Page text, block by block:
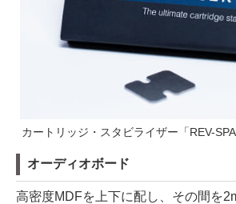
カートリッジ・スタビライザー「REV-
オーディオボード
高密度MDFを上下に配し、その間を